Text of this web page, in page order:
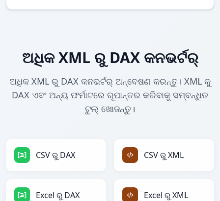
ଅଧିକ XML ରୁ DAX କନଭର୍ଟର୍
ଅଧିକ XML ରୁ DAX କନଭର୍ଟର୍ ଅନ୍ବେଷଣ କରନ୍ତୁ। XML କୁ
DAX ଏବଂ ଅନ୍ୟ ଫର୍ମାଟରେ ରୂପାନ୍ତର କରିବାକୁ ସମ୍ବନ୍ଧିତ
ଟୁଲ୍ ଖୋଜନ୍ତୁ।
CSV ରୁ DAX CSV ରୁ XML
Excel ରୁ DAX Excel ରୁ XML